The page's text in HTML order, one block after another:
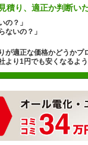
積り、 適正か判断い
の？」
ないの？」
が適正な価格かどうかプ
より1円でも安くなるよう